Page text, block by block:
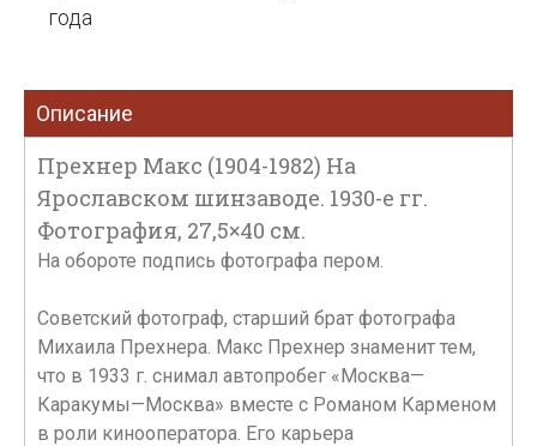
года
Описание
Прехнер Макс (1904-1982) На
Ярославском шинзаводе. 1930-е гг.
Фотография, 27,5×40 см.
На обороте подпись фотографа пером.
Советский фотограф, старший брат фотографа
Михаила Прехнера. Макс Прехнер знаменит тем,
что в 1933 г. снимал автопробег «Москва—
Каракумы—Москва» вместе с Романом Карменом
в роли кинооператора. Его карьера